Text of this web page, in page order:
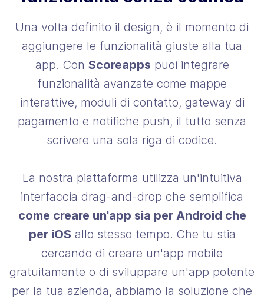
Una volta definito il design, è il momento di
aggiungere le funzionalità giuste alla tua
app. Con Scoreapps puoi integrare
funzionalità avanzate come mappe
interattive, moduli di contatto, gateway di
pagamento e notifiche push, il tutto senza
scrivere una sola riga di codice.
La nostra piattaforma utilizza un'intuitiva
interfaccia drag-and-drop che semplifica
come creare un'app sia per Android che
per iOS allo stesso tempo. Che tu stia
cercando di creare un'app mobile
gratuitamente o di sviluppare un'app potente
per la tua azienda, abbiamo la soluzione che